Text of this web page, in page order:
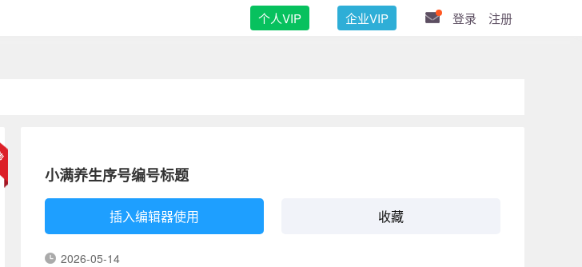
个人VIP 企业VIP 登录 注册
小满养生序号编号标题
插入编辑器使用 收藏
2026-05-14